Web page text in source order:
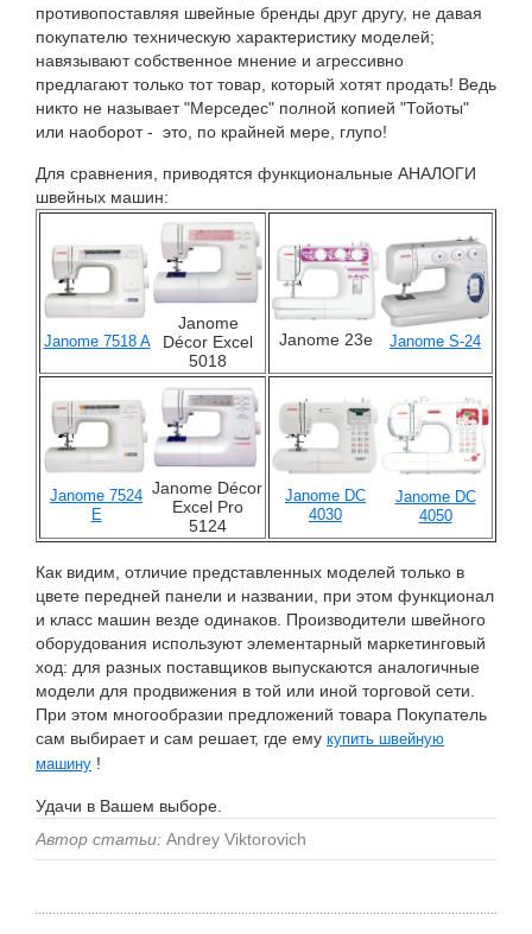
противопоставляя швейные бренды друг другу, не давая
покупателю техническую характеристику моделей;
навязывают собственное мнение и агрессивно
предлагают только тот товар, который хотят продать! Ведь
никто не называет "Мерседес" полной копией "Тойоты"
или наоборот - это, по крайней мере, глупо!
Для сравнения, приводятся функциональные АНАЛОГИ
швейных машин:
Janome 7518 A
Janome
Décor Excel
5018
Janome 23e Janome S-24
Janome 7524
E
Janome Décor
Excel Pro
5124
Janome DC
4030
Janome DC
4050
Как видим, отличие представленных моделей только в
цвете передней панели и названии, при этом функционал
и класс машин везде одинаков. Производители швейного
оборудования используют элементарный маркетинговый
ход: для разных поставщиков выпускаются аналогичные
модели для продвижения в той или иной торговой сети.
При этом многообразии предложений товара Покупатель
сам выбирает и сам решает, где ему купить швейную
машину !
Удачи в Вашем выборе.
Автор статьи: Andrey Viktorovich